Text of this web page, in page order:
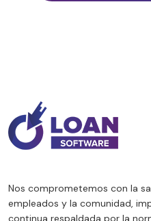
Nos comprometemos con la
empleados y la comunidad,
continua respaldada por la